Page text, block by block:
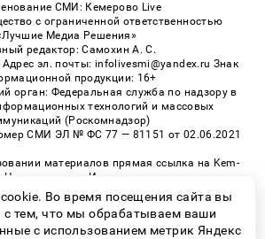
СМИ: Кемерово Live
с ограниченной ответственностью
Медиа Решения»
редактор: Самохин А. С.
эл. почты: infolivesmi@yandex.ru Знак
продукции: 16+
орган: Федеральная служба по надзору в
технологий и массовых
(Роскомнадзор)
СМИ ЭЛ № ФС 77 — 81151 от 02.06.2021
материалов прямая ссылка на Kem-
Цитирование в Интернете возможно только
письменного разрешения.
Во время посещения сайта вы
с тем, что мы обрабатываем ваши
с использованием метрик Яндекс